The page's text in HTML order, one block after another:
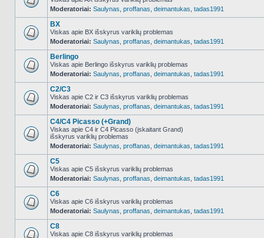
NO_UNREAD_POSTS
Moderatoriai: Saulynas proffanas deimantukas tadas1991
NO_UNREAD_POSTS
BX
Viskas apie BX išskyrus variklių problemas
Moderatoriai: Saulynas proffanas deimantukas tadas1991
NO_UNREAD_POSTS
Berlingo
Viskas apie Berlingo išskyrus variklių problemas
Moderatoriai: Saulynas proffanas deimantukas tadas1991
NO_UNREAD_POSTS
C2/C3
Viskas apie C2 ir C3 išskyrus variklių problemas
Moderatoriai: Saulynas proffanas deimantukas tadas1991
NO_UNREAD_POSTS
C4/C4 Picasso (+Grand)
Viskas apie C4 ir C4 Picasso (įskaitant Grand)
išskyrus variklių problemas
Moderatoriai: Saulynas proffanas deimantukas tadas1991
NO_UNREAD_POSTS
C5
Viskas apie C5 išskyrus variklių problemas
Moderatoriai: Saulynas proffanas deimantukas tadas1991
NO_UNREAD_POSTS
C6
Viskas apie C6 išskyrus variklių problemas
Moderatoriai: Saulynas proffanas deimantukas tadas1991
C8
Viskas apie C8 išskyrus variklių problemas